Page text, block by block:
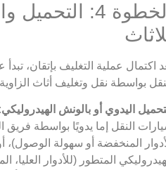
الخطوة 4:
اكتمال عملية التغليف بإتقان،
بواسطة نقل وتغليف أثاث
اليدوي أو بالونش
النقل إما يدويًا بواسطة فريق
المنخفضة أو سهولة الوصول)،
المتطور (للأدوار العليا،